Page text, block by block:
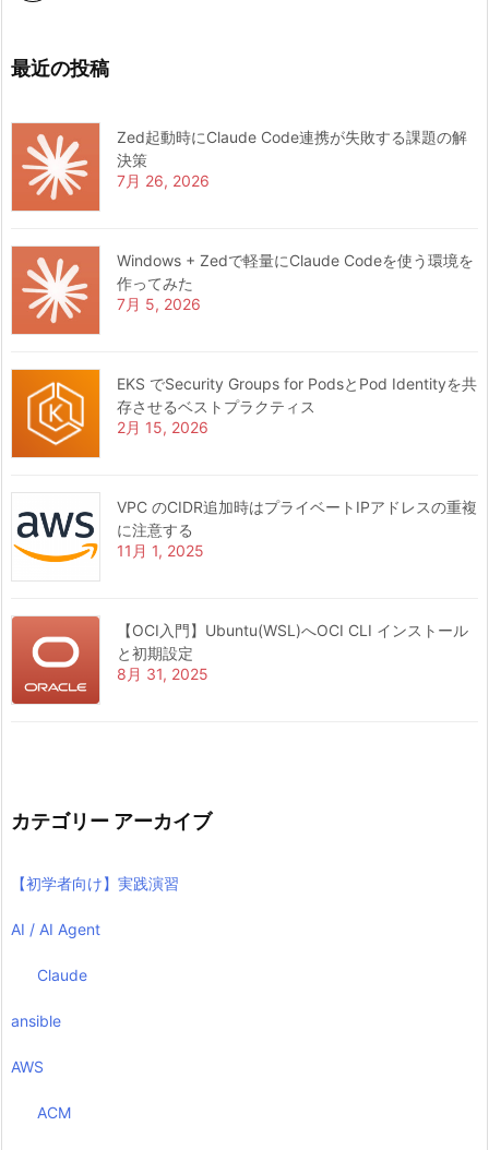
最近の投稿
Zed起動時にClaude Code連携が失敗する課題の解
決策
7月 26, 2026
Windows + Zedで軽量にClaude Codeを使う環境を
作ってみた
7月 5, 2026
EKS でSecurity Groups for PodsとPod Identityを共
存させるベストプラクティス
2月 15, 2026
VPC のCIDR追加時はプライベートIPアドレスの重複
に注意する
11月 1, 2025
【OCI入門】Ubuntu(WSL)へOCI CLI インストール
と初期設定
8月 31, 2025
カテゴリー アーカイブ
【初学者向け】実践演習
AI / AI Agent
Claude
ansible
AWS
ACM